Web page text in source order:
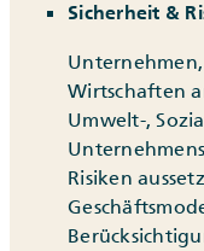
Sicherheit &
Wirtschaften
Umwelt-,
Risiken